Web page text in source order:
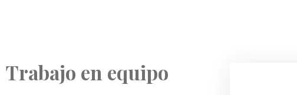
Trabajo en equipo